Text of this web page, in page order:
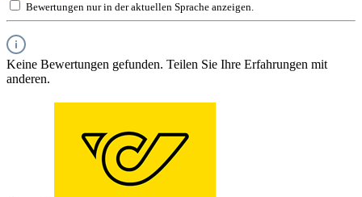
Bewertungen nur in der aktuellen Sprache anzeigen.
Keine Bewertungen gefunden. Teilen Sie Ihre Erfahrungen mit
anderen.